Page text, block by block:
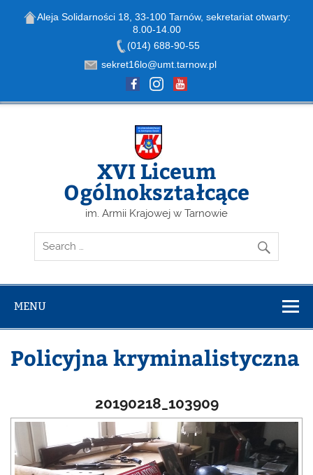
Aleja Solidarności 18, 33-100 Tarnów, sekretariat otwarty:
8.00-14.00
(014) 688-90-55
sekret16lo@umt.tarnow.pl
Skip
XVI Liceum
Ogólnokształcące
im. Armii Krajowej w Tarnowie
MENU
Policyjna kryminalistyczna
20190218_103909